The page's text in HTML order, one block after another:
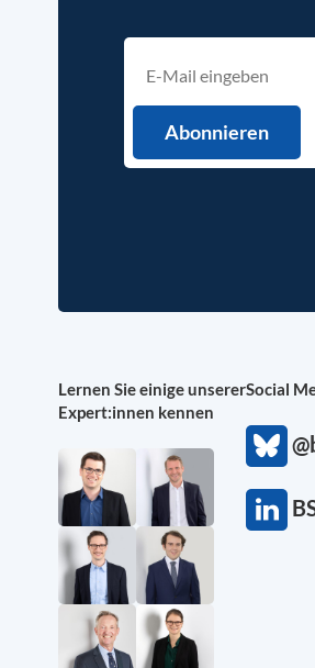
Lernen Sie einige unserer
Expert:innen kennen
Social